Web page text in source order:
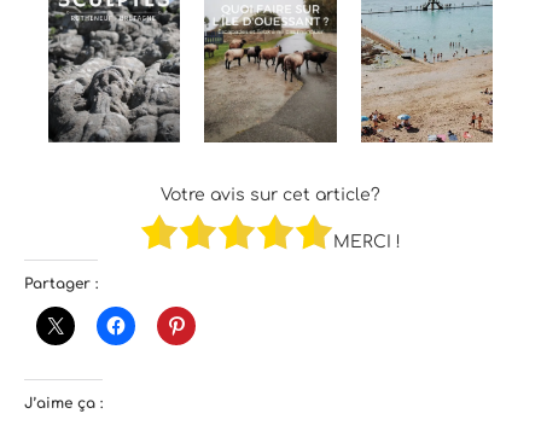
Votre avis sur cet article?
MERCI !
Partager :
J’aime ça :